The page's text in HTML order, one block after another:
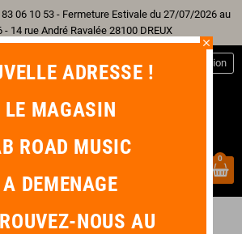
06 10 53 - Fermeture Estivale du 27/07/2026 au
14 rue André Ravalée 28100 DREUX
Connexion
0
close
ADRESSE !
LE MAGASIN
ROAD MUSIC
A DEMENAGE
NOUS AU